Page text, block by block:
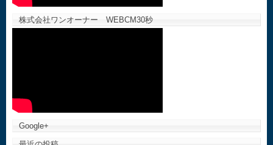
株式会社ワンオーナー WEBCM30秒
Google+